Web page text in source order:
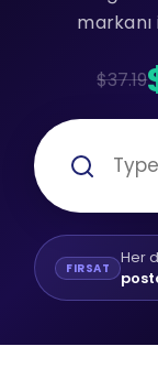
$37.19
FIRSAT Her